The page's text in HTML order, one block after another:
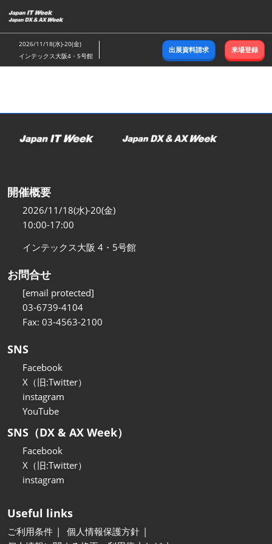
キ
ッ
し
む
2026/11/18(水)-20(金)
インテックス大阪4・5号館
出展資料請求 来場登録
開催概要
2026/11/18(水)-20(金)
10:00-17:00
インテックス大阪 4・5号館
お問合せ
[email protected]
03-6739-4104
Fax: 03-4563-2100
SNS
Facebook
X（旧:Twitter）
instagram
YouTube
SNS（DX & AX Week）
Facebook
X（旧:Twitter）
instagram
Useful links
ご利用条件
個人情報保護方針